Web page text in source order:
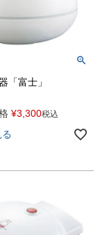
「富士」
¥3,300税込